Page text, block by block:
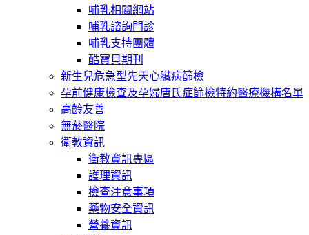
哺乳相關網站
哺乳諮詢門診
哺乳支持團體
酷寶貝期刊
新生兒危急型先天心臟病篩檢
孕前健康檢查及孕婦唐氏症篩檢特約醫療機構名單
高齡友善
無菸醫院
衛教資訊
衛教資訊專區
護理資訊
檢查注意事項
藥物安全資訊
營養資訊